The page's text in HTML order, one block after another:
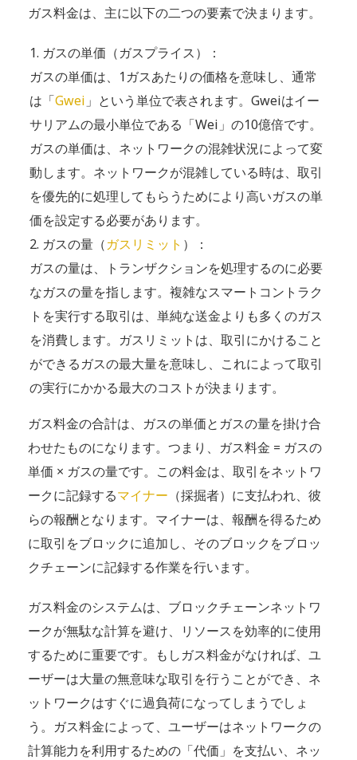
ガス料金は、主に以下の二つの要素で決まります。
ガスの単価（ガスプライス）：
ガスの単価は、1ガスあたりの価格を意味し、通常
は「Gwei 」という単位で表されます。Gweiはイー
サリアムの最小単位である「Wei」の10億倍です。
ガスの単価は、ネットワークの混雑状況によって変
動します。ネットワークが混雑している時は、取引
を優先的に処理してもらうためにより高いガスの単
価を設定する必要があります。
ガスの量（ガスリミット ）：
ガスの量は、トランザクションを処理するのに必要
なガスの量を指します。複雑なスマートコントラク
トを実行する取引は、単純な送金よりも多くのガス
を消費します。ガスリミットは、取引にかけること
ができるガスの最大量を意味し、これによって取引
の実行にかかる最大のコストが決まります。
ガス料金の合計は、ガスの単価とガスの量を掛け合
わせたものになります。つまり、ガス料金 = ガスの
単価 × ガスの量です。この料金は、取引をネットワ
ークに記録するマイナー （採掘者）に支払われ、彼
らの報酬となります。マイナーは、報酬を得るため
に取引をブロックに追加し、そのブロックをブロッ
クチェーンに記録する作業を行います。
ガス料金のシステムは、ブロックチェーンネットワ
ークが無駄な計算を避け、リソースを効率的に使用
するために重要です。もしガス料金がなければ、ユ
ーザーは大量の無意味な取引を行うことができ、ネ
ットワークはすぐに過負荷になってしまうでしょ
う。ガス料金によって、ユーザーはネットワークの
計算能力を利用するための「代価」を支払い、ネッ